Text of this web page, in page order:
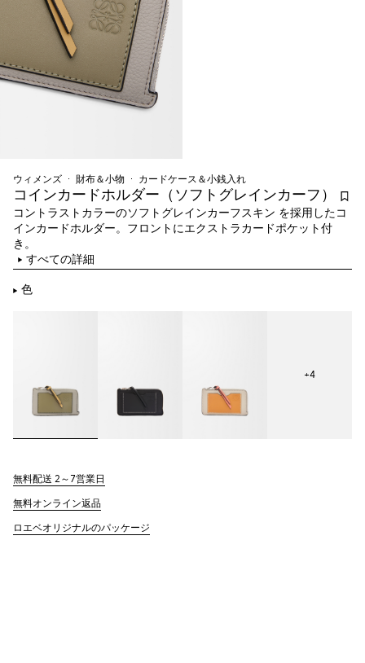
ウィメンズ 財布＆小物 カードケース＆小銭入れ
コインカードホルダー（ソフトグレインカーフ）
コントラストカラーのソフトグレインカーフスキン を採用したコ
インカードホルダー。フロントにエクストラカードポケット付
き。
すべての詳細
色
+4
無料配送 2～7営業日
無料オンライン返品
ロエベオリジナルのパッケージ